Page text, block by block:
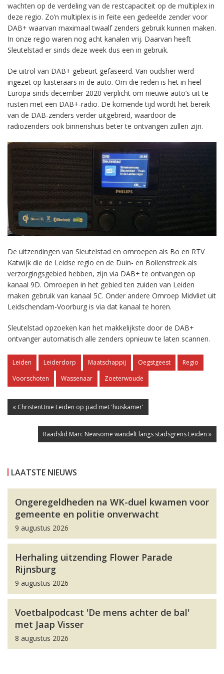
wachten op de verdeling van de restcapaciteit op de multiplex in
deze regio. Zo’n multiplex is in feite een gedeelde zender voor
DAB+ waarvan maximaal twaalf zenders gebruik kunnen maken.
In onze regio waren nog acht kanalen vrij. Daarvan heeft
Sleutelstad er sinds deze week dus een in gebruik.
De uitrol van DAB+ gebeurt gefaseerd. Van oudsher werd
ingezet op luisteraars in de auto. Om die reden is het in heel
Europa sinds december 2020 verplicht om nieuwe auto’s uit te
rusten met een DAB+-radio. De komende tijd wordt het bereik
van de DAB-zenders verder uitgebreid, waardoor de
radiozenders ook binnenshuis beter te ontvangen zullen zijn.
De uitzendingen van Sleutelstad en omroepen als Bo en RTV
Katwijk die de Leidse regio en de Duin- en Bollenstreek als
verzorgingsgebied hebben, zijn via DAB+ te ontvangen op
kanaal 9D. Omroepen in het gebied ten zuiden van Leiden
maken gebruik van kanaal 5C. Onder andere Omroep Midvliet uit
Leidschendam-Voorburg is via dat kanaal te horen.
Sleutelstad opzoeken kan het makkelijkste door de DAB+
ontvanger automatisch alle zenders opnieuw te laten scannen.
Leiden Leiderdorp Maatschappij Oegstgeest
Regio
Voorschoten
Wassenaar Zoeterwoude
« ChristenUnie Leiden op pad met 'huiskamer'
Raadslid Marc Newsome wandelt langs stadsgrens Leiden »
LAATSTE NIEUWS
Ongeregeldheden na WK-duel kwamen voor
gemeente en politie onverwacht
9 augustus 2026
Herhaling uitzending Flower Parade
Rijnsburg
9 augustus 2026
Voetbalpodcast 'De mens achter de bal'
met Jaap Visser
8 augustus 2026